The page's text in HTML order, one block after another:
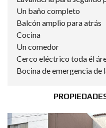
Un baño completo
Balcón amplio para atrás
Cocina
Un comedor
Cerco eléctrico toda él
Bocina de emergencia de